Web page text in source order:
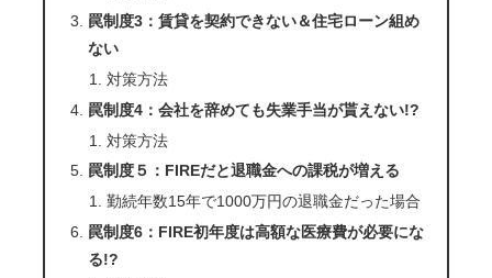
罠制度3：賃貸を契約できない＆住宅ローン組め
ない
対策方法
罠制度4：会社を辞めても失業手当が貰えない!?
対策方法
罠制度５：FIREだと退職金への課税が増える
勤続年数15年で1000万円の退職金だった場合
罠制度6：FIRE初年度は高額な医療費が必要にな
る!?